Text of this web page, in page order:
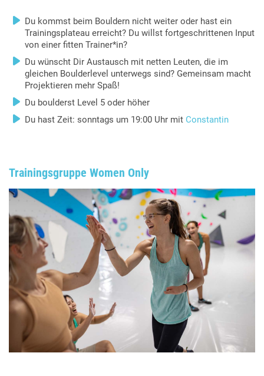
Du kommst beim Bouldern nicht weiter oder hast ein
Trainingsplateau erreicht? Du willst fortgeschrittenen Input
von einer fitten Trainer*in?
Du wünscht Dir Austausch mit netten Leuten, die im
gleichen Boulderlevel unterwegs sind? Gemeinsam macht
Projektieren mehr Spaß!
Du boulderst Level 5 oder höher
Du hast Zeit: sonntags um 19:00 Uhr mit Constantin
Trainingsgruppe Women Only